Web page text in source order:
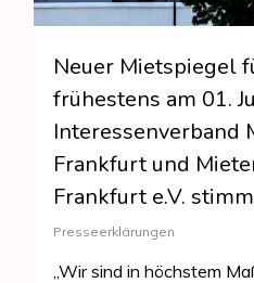
Neuer Mietspiegel
frühestens am 01.
Interessenverband
Frankfurt und
Frankfurt e.V.
Presseerklärungen
„Wir sind in höchstem